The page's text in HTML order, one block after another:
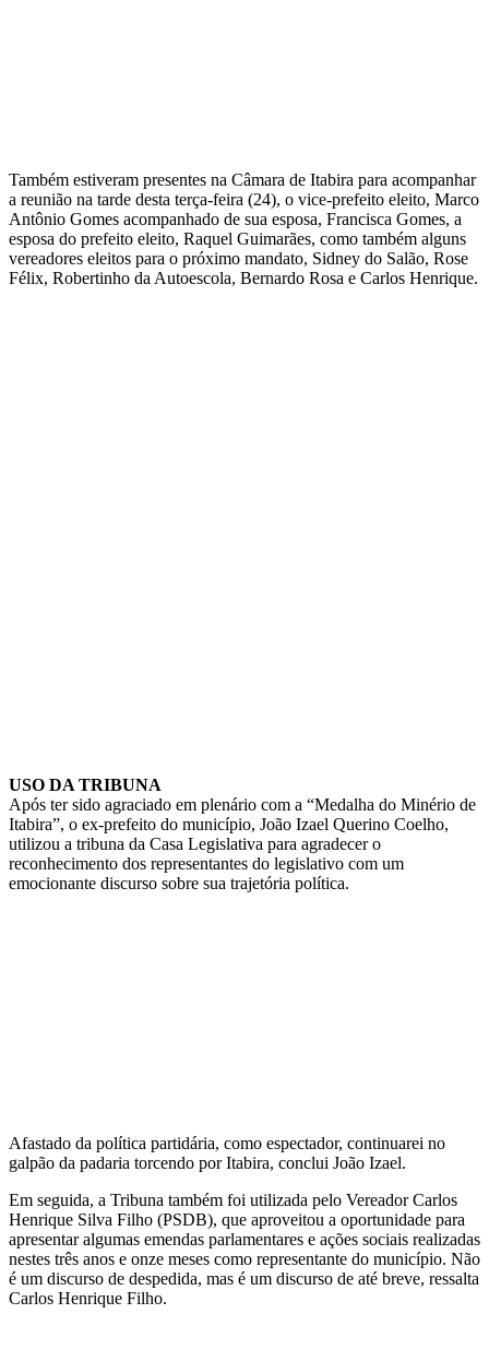
Também estiveram presentes na Câmara de Itabira para acompanhar
a reunião na tarde desta terça-feira (24), o vice-prefeito eleito, Marco
Antônio Gomes acompanhado de sua esposa, Francisca Gomes, a
esposa do prefeito eleito, Raquel Guimarães, como também alguns
vereadores eleitos para o próximo mandato, Sidney do Salão, Rose
Félix, Robertinho da Autoescola, Bernardo Rosa e Carlos Henrique.
USO DA TRIBUNA
Após ter sido agraciado em plenário com a “Medalha do Minério de
Itabira”, o ex-prefeito do município, João Izael Querino Coelho,
utilizou a tribuna da Casa Legislativa para agradecer o
reconhecimento dos representantes do legislativo com um
emocionante discurso sobre sua trajetória política.
Afastado da política partidária, como espectador, continuarei no
galpão da padaria torcendo por Itabira, conclui João Izael.
Em seguida, a Tribuna também foi utilizada pelo Vereador Carlos
Henrique Silva Filho (PSDB), que aproveitou a oportunidade para
apresentar algumas emendas parlamentares e ações sociais realizadas
nestes três anos e onze meses como representante do município. Não
é um discurso de despedida, mas é um discurso de até breve, ressalta
Carlos Henrique Filho.